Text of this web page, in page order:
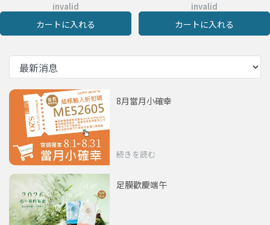
invalid
カートに入れる
invalid
カートに入れる
8月當月小確幸
続きを読む
足膜歡慶端午